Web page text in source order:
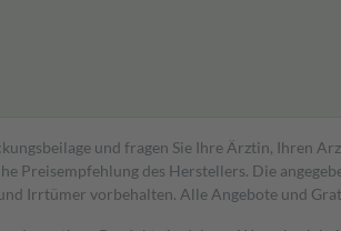
und fragen Sie Ihre Ärztin, Ihren
des Herstellers. Die
Irrtümer vorbehalten. Alle Angebote und